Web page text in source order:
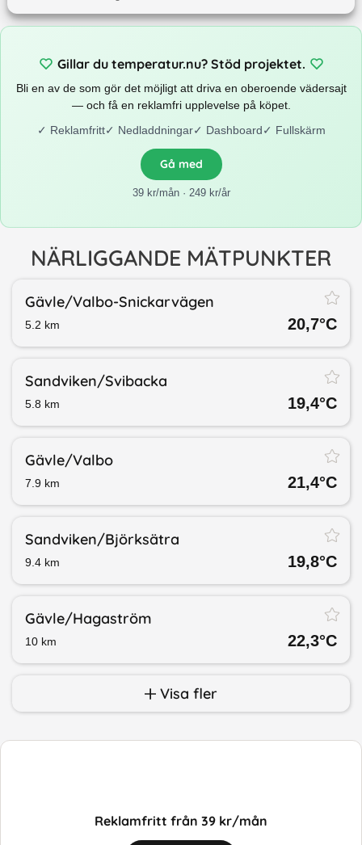
Gillar du temperatur.nu? Stöd projektet.
Bli en av de som gör det möjligt att driva en oberoende vädersajt
— och få en reklamfri upplevelse på köpet.
✓ Reklamfritt✓ Nedladdningar✓ Dashboard✓ Fullskärm
Gå med
39 kr/mån · 249 kr/år
NÄRLIGGANDE MÄTPUNKTER
Gävle/​Valbo-Snickarvägen
5.2 km 20,7°C
Sandviken/​Svibacka
5.8 km 19,4°C
Gävle/​Valbo
7.9 km 21,4°C
Sandviken/​Björksätra
9.4 km 19,8°C
Gävle/​Hagaström
10 km 22,3°C
Visa fler
Reklamfritt från 39 kr/mån